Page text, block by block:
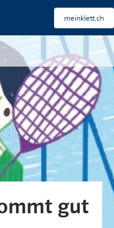
meinklett.ch
gut